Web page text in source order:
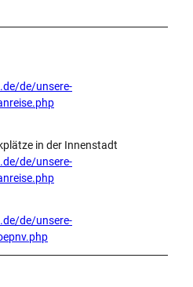
de/unsere-
in der Innenstadt
de/unsere-
de/unsere-